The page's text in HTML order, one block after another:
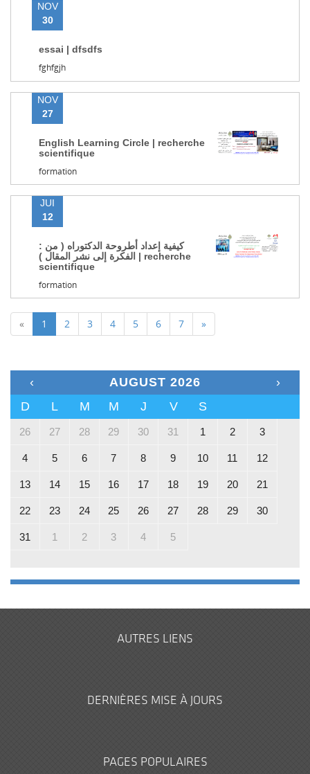
NOV
30
essai | dfsdfs
fghfgjh
NOV
27
English Learning Circle | recherche
scientifique
formation
JUI
12
: كيفية إعداد أطروحة الدكتوراه ( من
الفكرة إلى نشر المقال ) | recherche
scientifique
formation
« 1 2 3 4 5 6 7 »
‹ AUGUST 2026
›
D
L M M J V S
26 27 28 29 30 31 1 2 3
4 5 6 7 8 9 10 11 12
13 14 15 16 17 18 19 20 21
22 23 24 25 26 27 28 29 30
31 1 2 3 4 5
AUTRES LIENS
DERNIÈRES MISE À JOURS
PAGES POPULAIRES